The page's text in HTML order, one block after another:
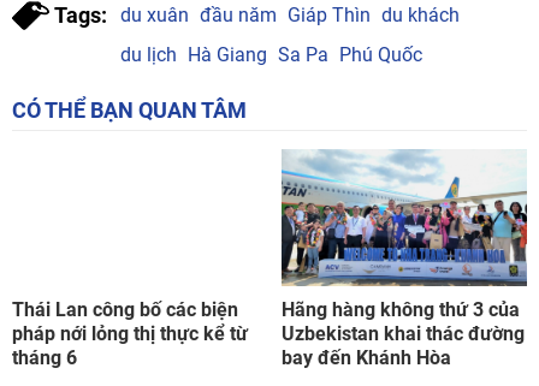
Tags: du xuân đầu năm Giáp Thìn du khách
du lịch Hà Giang Sa Pa Phú Quốc
CÓ THỂ BẠN QUAN TÂM
Thái Lan công bố các biện
pháp nới lỏng thị thực kể từ
tháng 6
Hãng hàng không thứ 3 của
Uzbekistan khai thác đường
bay đến Khánh Hòa